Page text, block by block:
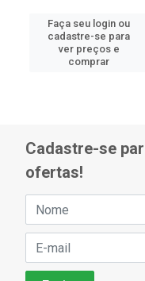
Faça seu login ou
cadastre-se para
ver preços e
comprar
Cadastre-se
ofertas!